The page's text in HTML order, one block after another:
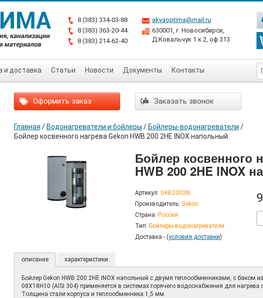
8 (383) 334-03-88
8 (383) 363-20-44
8 (383) 214-62-40
akvaoptima@mail.ru
630001, г. Новосибирск,
Д.Ковальчук 1 к.2, оф.313
и доставка Статьи Новости Документы Контакты
Оформить заказ Заказать звонок
Главная / Водонагреватели и бойлеры / Бойлеры-водонагреватели /
Бойлер косвенного нагрева Gekon HWB 200 2HE INOX напольный
Бойлер косвенного
HWB 200 2HE INOX
Артикул: GKB2002N
Производитель: Gekon
Страна: Россия
Тип: Бойлеры-водонагреватели
Доставка - (условия доставки)
описание характеристики
Бойлер Gekon HWB 200 2HE INOX напольный с двумя теплообменниками, с баком
08Х18Н10 (AISI 304) применяется в системах горячего водоснабжения для нагрева
Толщина стали корпуса и теплообменника 1,5 мм.